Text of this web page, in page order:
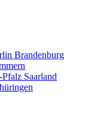
Brandenburg
Pfalz Saarland